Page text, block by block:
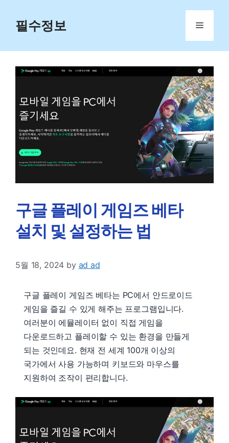
content
필수정보 Menu
구글 플레이 게임즈 베타
설치 및 설정하는 법
5월 18, 2024 by ad ad
구글 플레이 게임즈 베타는 PC에서 안드로이드
게임을 즐길 수 있게 해주는 프로그램입니다.
여러분이 에뮬레이터 없이 직접 게임을
다운로드하고 플레이할 수 있는 환경을 만들게
되는 것인데요. 현재 전 세계 100개 이상의
국가에서 사용 가능하며 키보드와 마우스를
지원하여 조작이 편리합니다.